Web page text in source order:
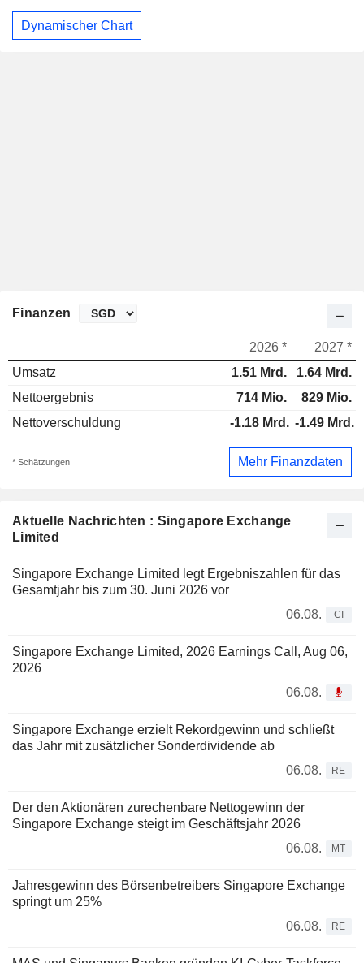
Dynamischer Chart
Aktuelle Nachrichten : Singapore Exchange
Limited
Singapore Exchange Limited legt Ergebniszahlen für das
Gesamtjahr bis zum 30. Juni 2026 vor
06.08.
CI
Singapore Exchange Limited, 2026 Earnings Call, Aug 06,
2026
06.08.
Singapore Exchange erzielt Rekordgewinn und schließt
das Jahr mit zusätzlicher Sonderdividende ab
06.08.
RE
Der den Aktionären zurechenbare Nettogewinn der
Singapore Exchange steigt im Geschäftsjahr 2026
06.08.
MT
Jahresgewinn des Börsenbetreibers Singapore Exchange
springt um 25%
06.08.
RE
Finanzen
2026 *
2027 *
Umsatz
1.51 Mrd.
1.64 Mrd.
Nettoergebnis
714 Mio.
829 Mio.
Nettoverschuldung
-1.18 Mrd. -1.49 Mrd.
* Schätzungen Mehr Finanzdaten